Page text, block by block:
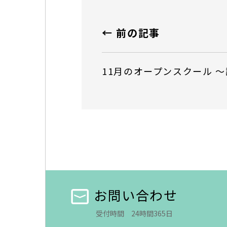
← 前の記事
11月のオープンスクール
お問い合わせ
受付時間 24時間365日